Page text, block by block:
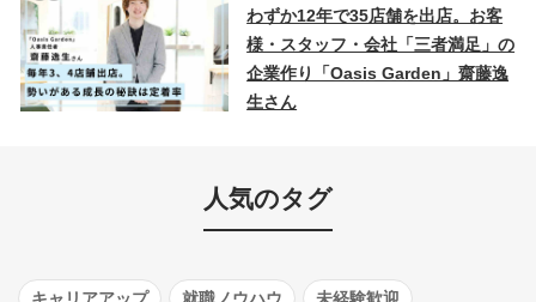
わずか12年で35店舗を出店。お客
様・スタッフ・会社「三者満足」の
企業作り「Oasis Garden」齋藤逸
生さん
人気のタグ